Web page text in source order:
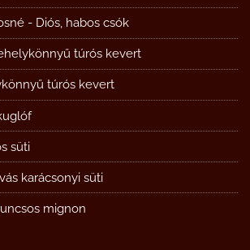
- Diós, habos csók
túrós kevert
túrós kevert
süti
karácsonyi süti
mignon